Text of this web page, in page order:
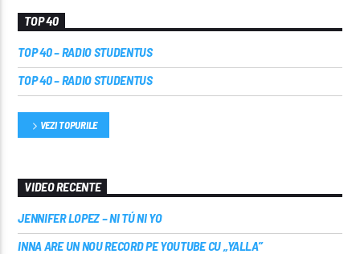
TOP 40
TOP 40 – RADIO STUDENTUS
TOP 40 – RADIO STUDENTUS
VEZI TOPURILE
VIDEO RECENTE
JENNIFER LOPEZ – NI TÚ NI YO
INNA ARE UN NOU RECORD PE YOUTUBE CU „YALLA”